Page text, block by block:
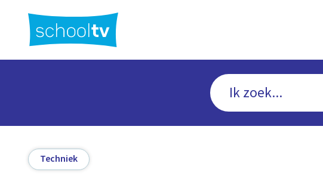
hoofdinhoud
Techniek